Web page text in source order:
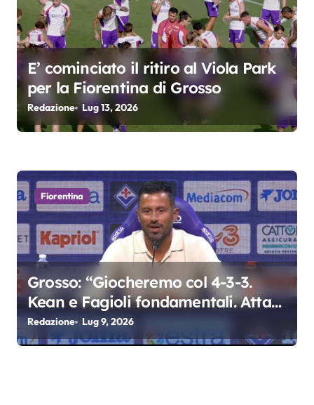
o
l
i E’ cominciato il ritiro al Viola Park
per la Fiorentina di Grosso
Redazione Lug 13, 2026
Fiorentina
Grosso: “Giocheremo col 4-3-3.
Kean e Fagioli fondamentali. Atta
grande colpo”
Redazione Lug 9, 2026